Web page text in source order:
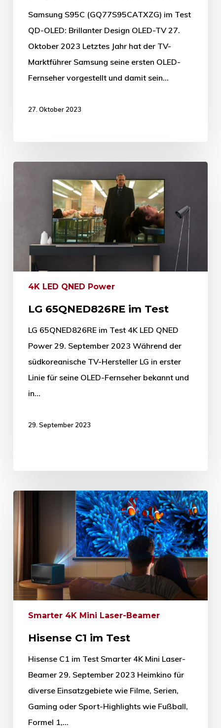
Samsung S95C (GQ77S95CATXZG) im Test
QD-OLED: Brillanter Design OLED-TV 27.
Oktober 2023 Letztes Jahr hat der TV-
Marktführer Samsung seine ersten OLED-
Fernseher vorgestellt und damit sein…
27. Oktober 2023
4K LED QNED Power
LG 65QNED826RE im Test
LG 65QNED826RE im Test 4K LED QNED
Power 29. September 2023 Während der
südkoreanische TV-Hersteller LG in erster
Linie für seine OLED-Fernseher bekannt und
in…
29. September 2023
Smarter 4K Mini Laser-Beamer
Hisense C1 im Test
Hisense C1 im Test Smarter 4K Mini Laser-
Beamer 29. September 2023 Heimkino für
diverse Einsatzgebiete wie Filme, Serien,
Gaming oder Sport-Highlights wie Fußball,
Formel 1,…